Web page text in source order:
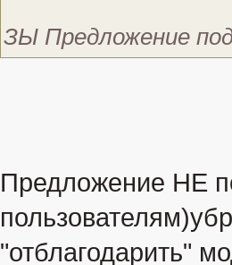
ЗЫ Предложение
Предложение НЕ
"отблагодарить"